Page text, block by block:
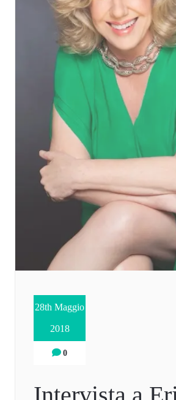
28th Maggio
2018
0